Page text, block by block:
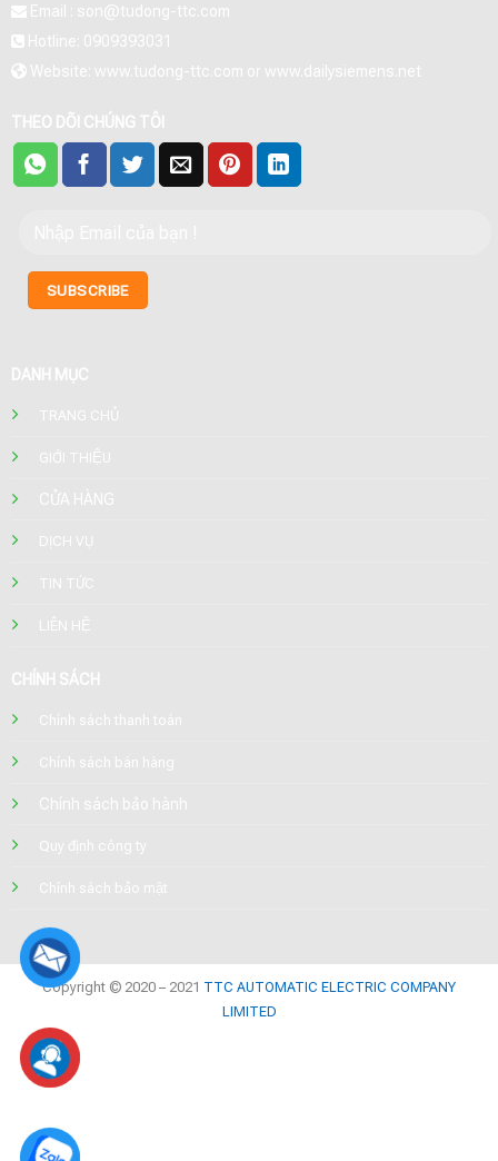
Email : son@tudong-ttc.com
Hotline: 0909393031
Website: www.tudong-ttc.com or www.dailysiemens.net
THEO DÕI CHÚNG TÔI
DANH MỤC
TRANG CHỦ
GIỚI THIỆU
CỬA HÀNG
DỊCH VỤ
TIN TỨC
LIÊN HỆ
CHÍNH SÁCH
Chính sách thanh toán
Chính sách bán hàng
Chính sách bảo hành
Quy định công ty
Chính sách bảo mật
Copyright © 2020 – 2021 TTC AUTOMATIC ELECTRIC COMPANY
LIMITED